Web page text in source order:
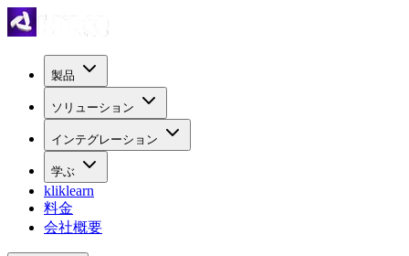
製品
ソリューション
インテグレーション
学ぶ
kliklearn
料金
会社概要